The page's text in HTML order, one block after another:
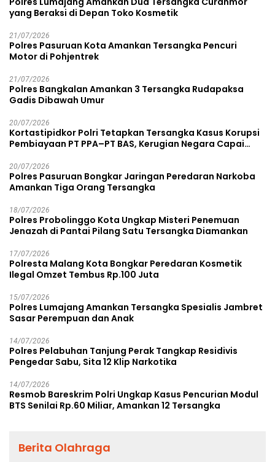
yang Beraksi di Depan Toko Kosmetik
21/07/2026
Polres Pasuruan Kota Amankan Tersangka Pencuri
Motor di Pohjentrek
21/07/2026
Polres Bangkalan Amankan 3 Tersangka Rudapaksa
Gadis Dibawah Umur
20/07/2026
Kortastipidkor Polri Tetapkan Tersangka Kasus Korupsi
Pembiayaan PT PPA–PT BAS, Kerugian Negara Capai
20/07/2026
Polres Pasuruan Bongkar Jaringan Peredaran Narkoba
Amankan Tiga Orang Tersangka
18/07/2026
Polres Probolinggo Kota Ungkap Misteri Penemuan
Jenazah di Pantai Pilang Satu Tersangka Diamankan
17/07/2026
Polresta Malang Kota Bongkar Peredaran Kosmetik
Ilegal Omzet Tembus Rp.100 Juta
15/07/2026
Polres Lumajang Amankan Tersangka Spesialis Jambret
Sasar Perempuan dan Anak
14/07/2026
Polres Pelabuhan Tanjung Perak Tangkap Residivis
Pengedar Sabu, Sita 12 Klip Narkotika
14/07/2026
Resmob Bareskrim Polri Ungkap Kasus Pencurian Modul
BTS Senilai Rp.60 Miliar, Amankan 12 Tersangka
Berita Olahraga